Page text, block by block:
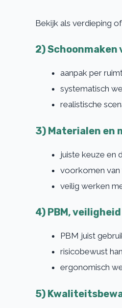
Bekijk als verdieping
2)
aanpak per
systematisch
realistische
3) Materialen en
juiste keuze en
voorkomen van
veilig werken
4) PBM,
PBM juist
risicobewust
ergonomisch
5)